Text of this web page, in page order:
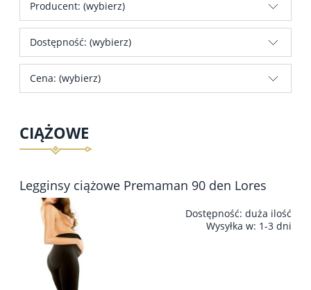
Producent: (wybierz)
Dostępność: (wybierz)
Cena: (wybierz)
CIĄŻOWE
Legginsy ciążowe Premaman 90 den Lores
Dostępność: duża ilość
Wysyłka w: 1-3 dni